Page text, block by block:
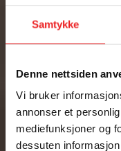
Samtykke
Denne nettsiden
Vi bruker
annonser et
mediefunksjoner og
dessuten